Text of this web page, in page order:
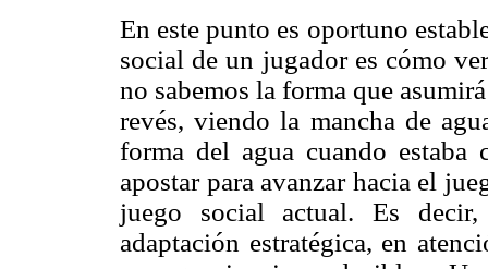
En este punto es oportuno
social de un jugador es cómo
no sabemos la forma que
revés, viendo la mancha de
forma del agua cuando estaba
apostar para avanzar hacia el
juego social actual. Es
adaptación estratégica, en